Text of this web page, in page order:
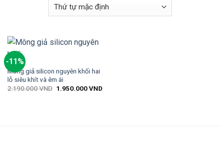
-11%
Mông giả silicon nguyên khối hai
lỗ siêu khít và êm ái
2.190.000VND 1.950.000VND